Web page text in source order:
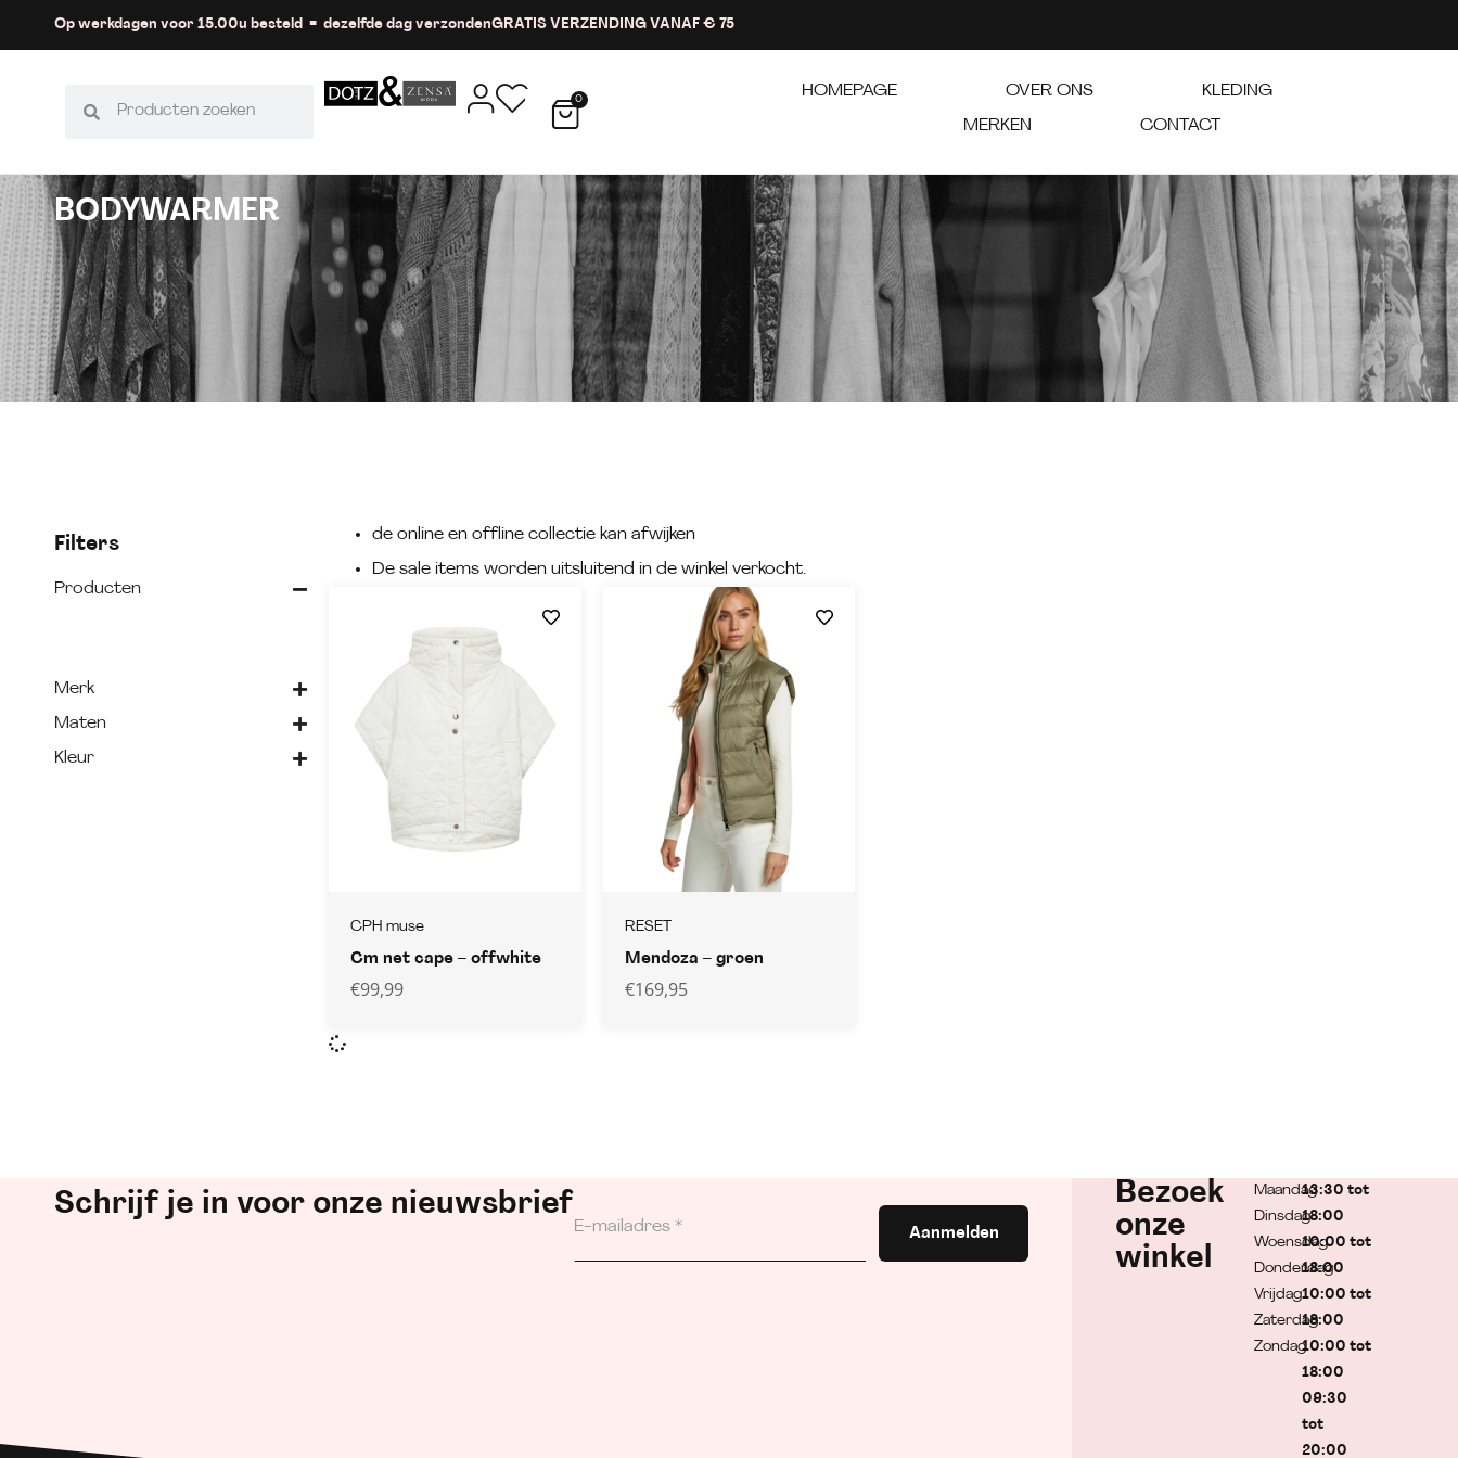
Op werkdagen voor 15.00u besteld = dezelfde dag verzondenGRATIS VERZENDING VANAF € 75
0 HOMEPAGE OVER ONS
KLEDING
MERKEN
CONTACT
BODYWARMER
Filters
Producten
Merk
Maten
Kleur
de online en offline collectie kan afwijken
De sale items worden uitsluitend in de winkel verkocht.
CPH muse
Cm net cape – offwhite
€99,99
RESET
Mendoza – groen
€169,95
Schrijf je in voor onze nieuwsbrief
Aanmelden
Bezoek
onze
winkel
Maandag
Dinsdag
Woensdag
Donderdag
Vrijdag
Zaterdag
Zondag
13:30 tot
18:00
10:00 tot
18:00
10:00 tot
18:00
10:00 tot
18:00
09:30
tot
20:00